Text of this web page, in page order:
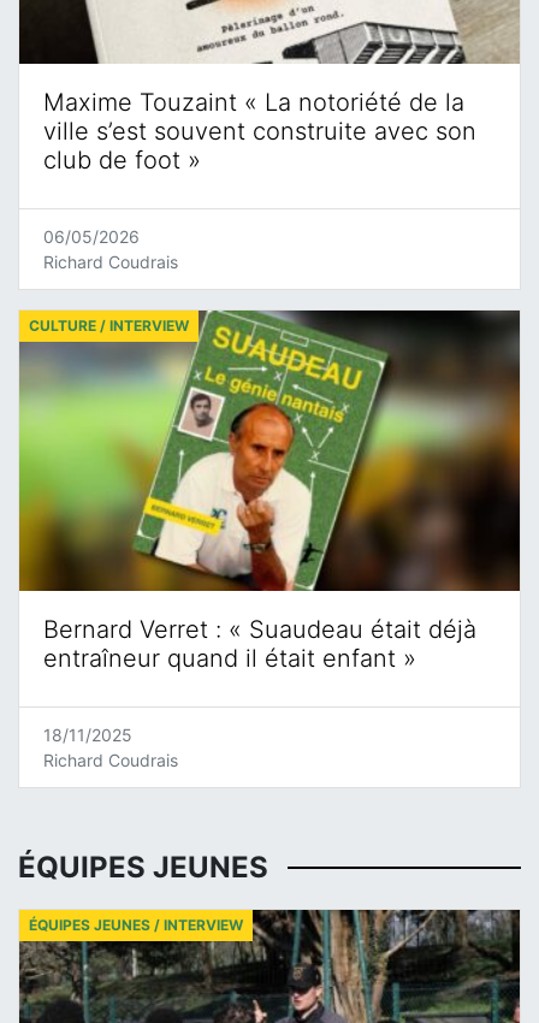
Maxime Touzaint « La notoriété de la
ville s’est souvent construite avec son
club de foot »
06/05/2026
Richard Coudrais
Bernard Verret : « Suaudeau était déjà
entraîneur quand il était enfant »
CULTURE / INTERVIEW
18/11/2025
Richard Coudrais
ÉQUIPES JEUNES
ÉQUIPES JEUNES / INTERVIEW